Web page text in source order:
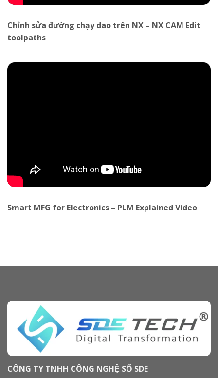
Chỉnh sửa đường chạy dao trên NX – NX CAM Edit
toolpaths
Smart MFG for Electronics – PLM Explained Video
CÔNG TY TNHH CÔNG NGHỆ SỐ SDE